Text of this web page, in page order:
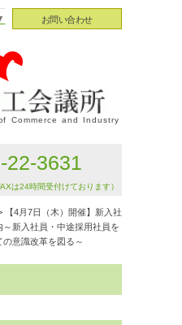
お問い合わせ
Commerce and Industry
22-3631
は24時間受付けております）
【4月7日（木）開催】新入社
新入社員・中途採用社員を
意識改革を図る～